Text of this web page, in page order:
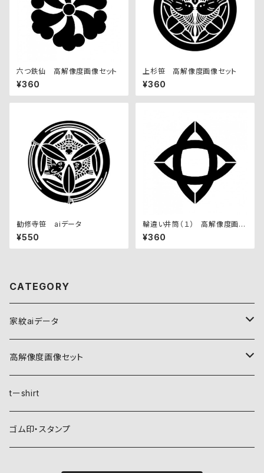
六つ鉄仙 高解像度画像セット
¥360
上杉笹 高解像度画像セット
¥360
勧修寺笹 aiデータ
¥550
輪違い井筒（１） 高解像度画像
セット
¥360
CATEGORY
家紋aiデータ
自然紋
稲妻
霞
植物紋
葵
動物紋
高解像度画像セット
自然紋
稲妻
植物紋
tーshirt
ゴム印・スタンプ